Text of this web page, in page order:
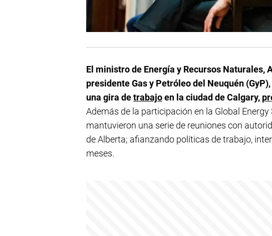
El ministro de Energía y Recursos Naturales,
presidente Gas y Petróleo del Neuquén
una gira detrabajoen la ciudad de Calgary,
Además de la participación en la Global
mantuvieron una serie de reuniones con
de Alberta; afianzando políticas de trabajo,
meses.